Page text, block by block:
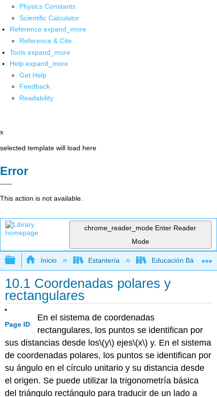
Physics Constants
Scientific Calculator
Reference expand_more
Reference & Cite
Tools expand_more
Help expand_more
Get Help
Feedback
Readability
x
selected template will load here
Error
This action is not available.
chrome_reader_mode Enter Reader
Mode
Expandir/contraer jerarquía global
Inicio Estantería Educación Básica
10.1 Coordenadas polares y
rectangulares
Page ID
En el sistema de coordenadas
rectangulares, los puntos se identifican por
sus distancias desde los\(y\) ejes\(x\) y. En el sistema
de coordenadas polares, los puntos se identifican por
su ángulo en el círculo unitario y su distancia desde
el origen. Se puede utilizar la trigonometría básica
del triángulo rectángulo para traducir de un lado a